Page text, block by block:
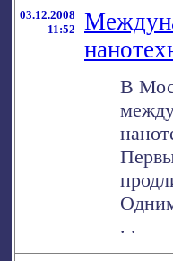
03.12.2008
11:52
В
. .